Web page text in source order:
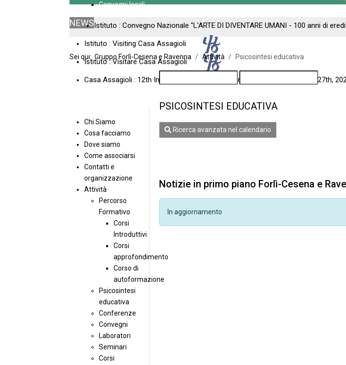
Convegni locali
NEWSIstituto : Convegno Nazionale "L'ARTE DI DIVENTARE UMANI - 100 anni di
Istituto : Visiting Casa Assagioli
Istituto : Visitare Casa Assagioli
Casa Assagioli : 12th International Meeting - Florence: September 24th - 27th,
Sei qui:Gruppo Forlì-Cesena e Ravenna Attività Psicosintesi educativa
Chi Siamo
Cosa facciamo
Dove siamo
Come associarsi
Contatti e
organizzazione
Attività
Percorso
Formativo
Corsi
Introduttivi
Corsi
approfondimento
Corso di
autoformazione
Psicosintesi
educativa
Conferenze
Convegni
Laboratori
Seminari
Corsi
PSICOSINTESI EDUCATIVA
Ricerca avanzata nel calendario
Notizie in primo piano Forlì-Cesena e
In aggiornamento